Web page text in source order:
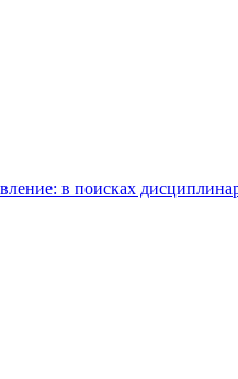
в поисках